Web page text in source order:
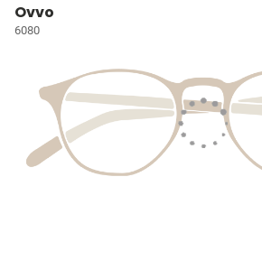
Ovvo
6080